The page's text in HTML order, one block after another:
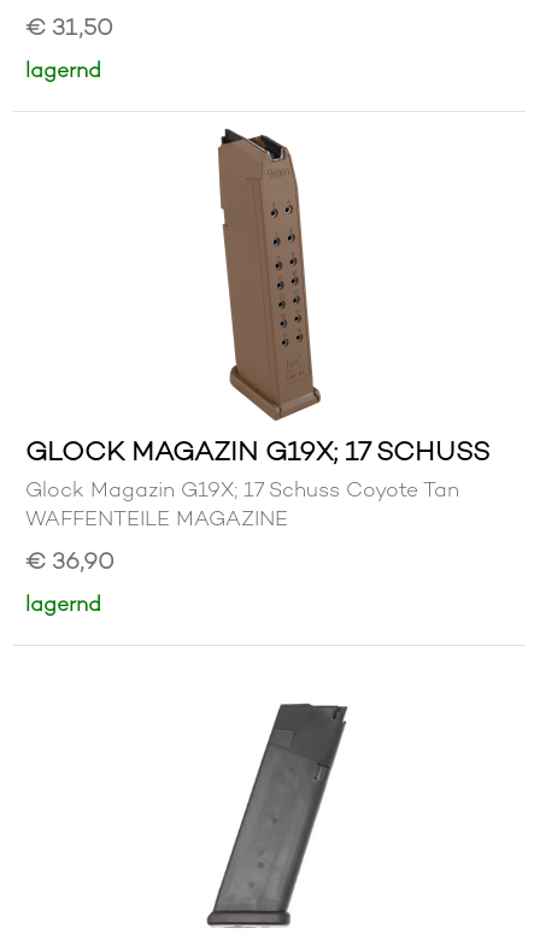
€ 31,50
lagernd
GLOCK MAGAZIN G19X; 17 SCHUSS
Glock Magazin G19X; 17 Schuss Coyote Tan
WAFFENTEILE MAGAZINE
€ 36,90
lagernd